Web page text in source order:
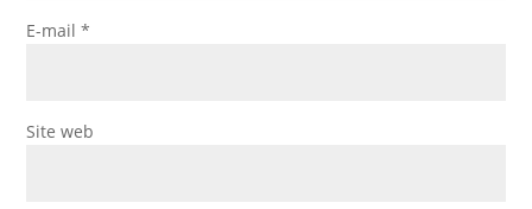
E-mail*
Site web